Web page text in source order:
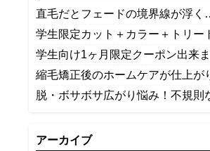
直毛だとフェードの境界線が浮
学生限定カット＋カラー＋トリー
学生向け1ヶ月限定クーポン出来ま
縮毛矯正後のホームケアが仕上
脱・ボサボサ広がり悩み！不規
アーカイブ